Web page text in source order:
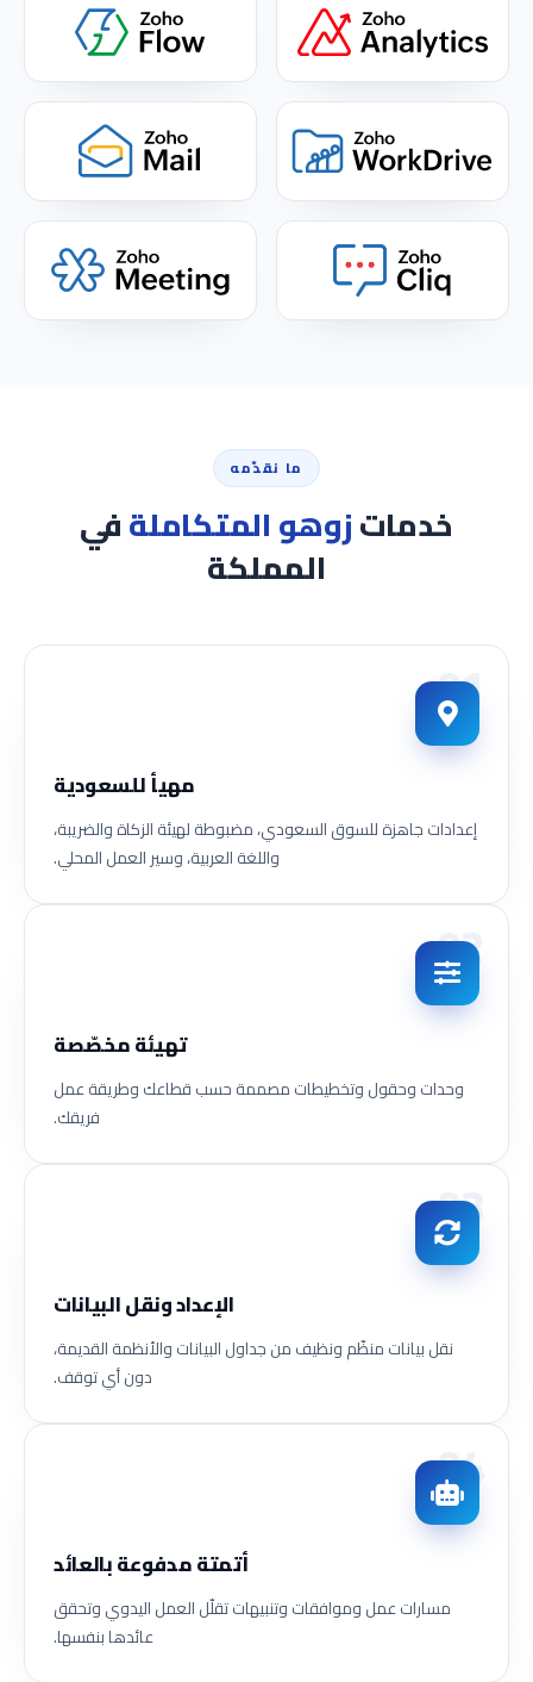
ما نقدّمه
خدماتزوهو المتكاملةفي
المملكة
01
مهيأ للسعودية
إعدادات جاهزة للسوق السعودي، مضبوطة لهيئة الزكاة والضريبة،
واللغة العربية، وسير العمل المحلي.
02
تهيئة مخصّصة
وحدات وحقول وتخطيطات مصممة حسب قطاعك وطريقة عمل
فريقك.
03
الإعداد ونقل البيانات
نقل بيانات منظّم ونظيف من جداول البيانات والأنظمة القديمة،
دون أي توقف.
04
أتمتة مدفوعة بالعائد
مسارات عمل وموافقات وتنبيهات تقلّل العمل اليدوي وتحقق
عائدها بنفسها.